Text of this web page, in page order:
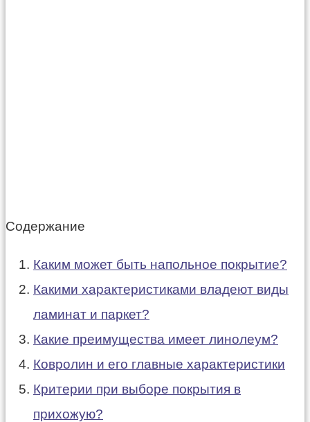
Содержание
Каким может быть напольное покрытие?
Какими характеристиками владеют виды
ламинат и паркет?
Какие преимущества имеет линолеум?
Ковролин и его главные характеристики
Критерии при выборе покрытия в
прихожую?